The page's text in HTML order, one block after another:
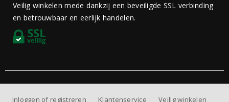
Veilig winkelen mede dankzij een beveiligde SSL verbinding
en betrouwbaar en eerlijk handelen.
Inloggen of registreren Klantenservice
Veilig winkelen